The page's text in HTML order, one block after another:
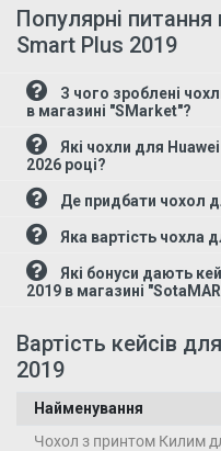
Популярні
Smart Plus 2019
в магазині "SMarket"?
2026 році?
Де придбати чохол
Яка вартість чохла
2019 в магазині
Вартість кейсів
2019
Найменування
Чохол з принтом Килим